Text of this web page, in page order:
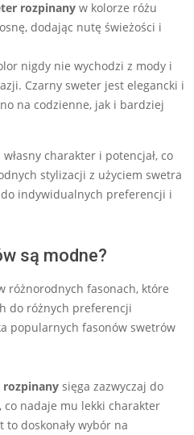
rozpinany w kolorze różu
dodając nutę świeżości i
nigdy nie wychodzi z mody i
Czarny sweter jest elegancki i
na codzienne, jak i bardziej
charakter i potencjał, co
stylizacji z użyciem swetra
indywidualnych preferencji i
są modne?
różnorodnych fasonach, które
do różnych preferencji
popularnych fasonów swetrów
rozpinany sięga zazwyczaj do
nadaje mu lekki charakter
to doskonały wybór na